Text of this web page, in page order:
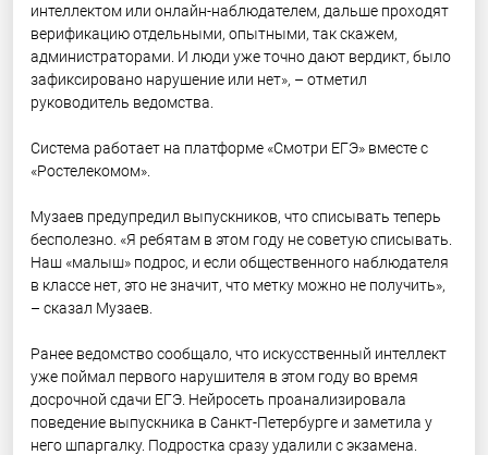
интеллектом или онлайн-наблюдателем, дальше проходят
верификацию отдельными, опытными, так скажем,
администраторами. И люди уже точно дают вердикт, было
зафиксировано нарушение или нет», – отметил
руководитель ведомства.
Система работает на платформе «Смотри ЕГЭ» вместе с
«Ростелекомом».
Музаев предупредил выпускников, что списывать теперь
бесполезно. «Я ребятам в этом году не советую списывать.
Наш «малыш» подрос, и если общественного наблюдателя
в классе нет, это не значит, что метку можно не получить»,
– сказал Музаев.
Ранее ведомство сообщало, что искусственный интеллект
уже поймал первого нарушителя в этом году во время
досрочной сдачи ЕГЭ. Нейросеть проанализировала
поведение выпускника в Санкт-Петербурге и заметила у
него шпаргалку. Подростка сразу удалили с экзамена.